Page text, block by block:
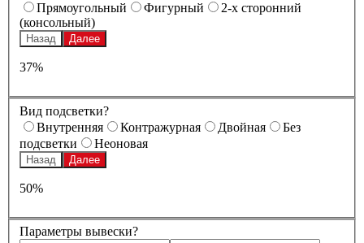
Прямоугольный
Фигурный
2-х сторонний
(консольный)
Назад Далее
37%
Вид подсветки?
Внутренняя
Контражурная Двойная
Без
подсветки
Неоновая
Назад Далее
50%
Параметры вывески?